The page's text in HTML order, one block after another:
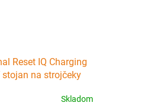
Reset IQ Charging
na strojčeky
Skladom